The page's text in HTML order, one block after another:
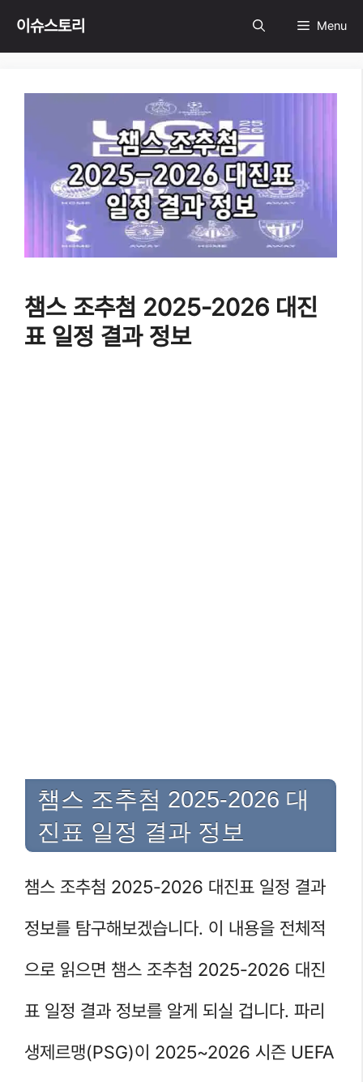
Skip이슈스토리 Menu
챔스 조추첨 2025-2026 대진
표 일정 결과 정보
챔스 조추첨 2025-2026 대
진표 일정 결과 정보
챔스 조추첨 2025-2026 대진표 일정 결과
정보를 탐구해보겠습니다. 이 내용을 전체적
으로 읽으면 챔스 조추첨 2025-2026 대진
표 일정 결과 정보를 알게 되실 겁니다. 파리
생제르맹(PSG)이 2025~2026 시즌 UEFA